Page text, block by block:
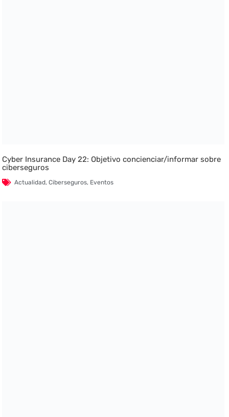
Cyber Insurance Day 22: Objetivo concienciar/informar sobre
ciberseguros
Actualidad,Ciberseguros, Eventos